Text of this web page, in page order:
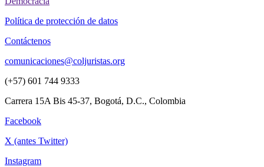
Política de protección de datos
Contáctenos
comunicaciones@coljuristas.org
(+57) 601 744 9333
Carrera 15A Bis 45-37, Bogotá, D.C., Colombia
Facebook
X (antes Twitter)
Instagram